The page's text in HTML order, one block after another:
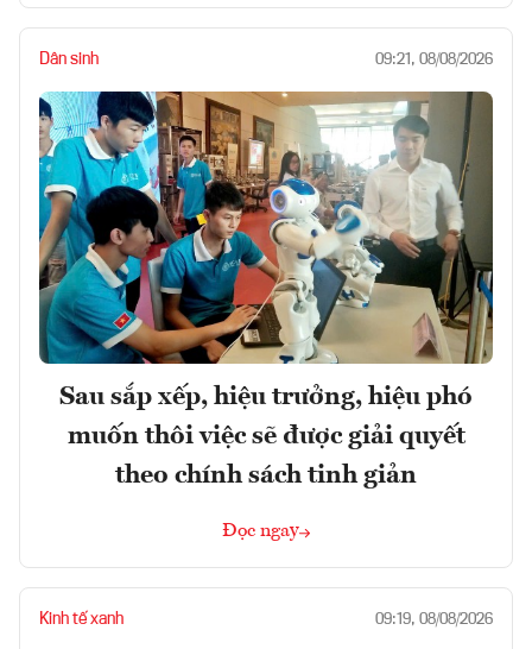
Dân sinh 09:21, 08/08/2026
Sau sắp xếp, hiệu trưởng, hiệu phó
muốn thôi việc sẽ được giải quyết
theo chính sách tinh giản
Đọc ngay
Kinh tế xanh 09:19, 08/08/2026